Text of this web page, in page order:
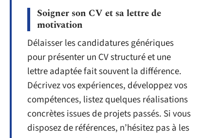
Soigner son CV et sa lettre de
motivation
Délaisser les candidatures génériques
pour présenter un CV structuré et une
lettre adaptée fait souvent la différence.
Décrivez vos expériences, développez vos
compétences, listez quelques réalisations
concrètes issues de projets passés. Si vous
disposez de références, n’hésitez pas à les